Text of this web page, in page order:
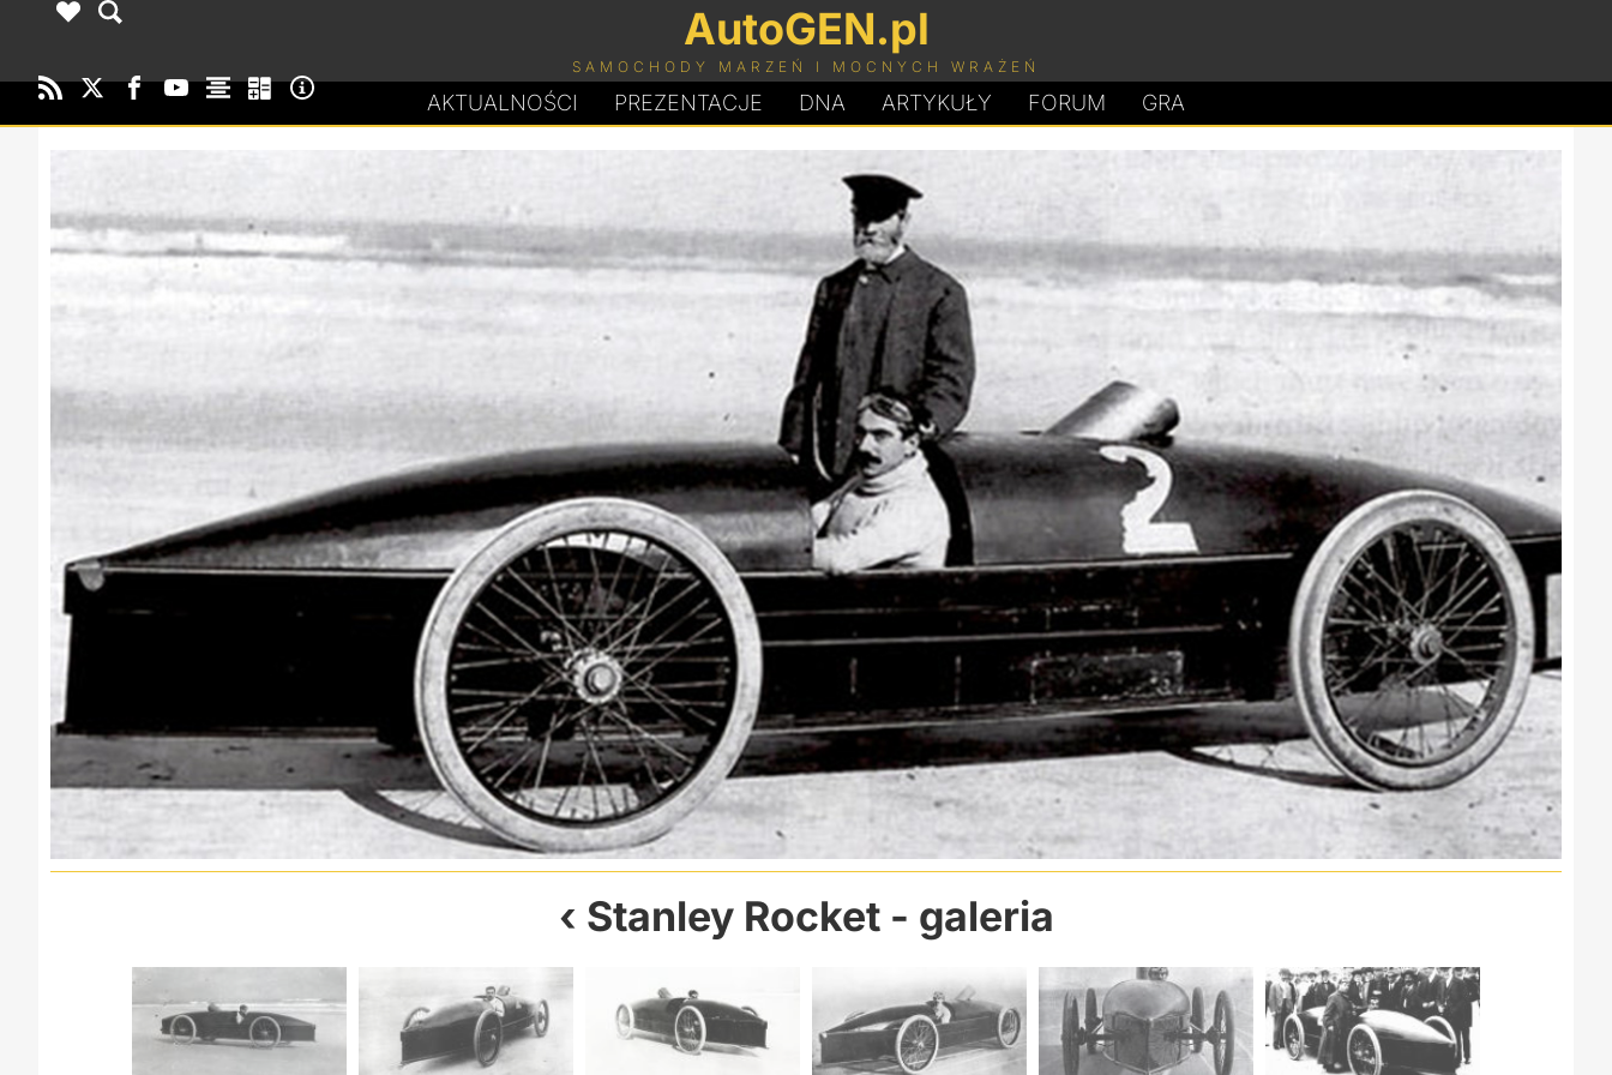
AutoGEN.pl
SAMOCHODY MARZEŃ I MOCNYCH WRAŻEŃ
AKTUALNOŚCI PREZENTACJE DNA ARTYKUŁY FORUM GRA
Stanley Rocket- galeria